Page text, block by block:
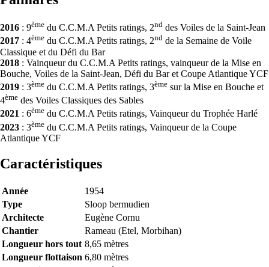
2016 : 9ème du C.C.M.A Petits ratings, 2nd des Voiles de la Saint-Jean
2017 : 4ème du C.C.M.A Petits ratings, 2nd de la Semaine de Voile
Classique et du Défi du Bar
2018 : Vainqueur du C.C.M.A Petits ratings, vainqueur de la Mise en
Bouche, Voiles de la Saint-Jean, Défi du Bar et Coupe Atlantique YCF
2019 : 3ème du C.C.M.A Petits ratings, 3ème sur la Mise en Bouche et
4ème des Voiles Classiques des Sables
2021 : 6ème du C.C.M.A Petits ratings, Vainqueur du Trophée Harlé
2023 : 3ème du C.C.M.A Petits ratings, Vainqueur de la Coupe
Atlantique YCF
Caractéristiques
Année
1954
Type
Sloop bermudien
Architecte
Eugène Cornu
Chantier
Rameau (Etel, Morbihan)
Longueur hors tout 8,65 mètres
Longueur flottaison 6,80 mètres